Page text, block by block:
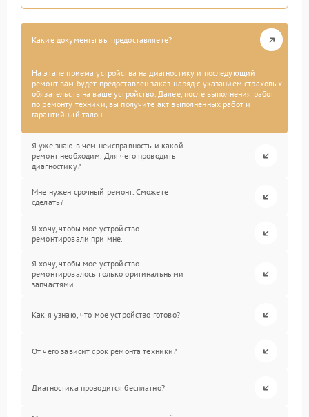
Какие документы вы предоставляете?
На этапе приема устройства на диагностику и последующий
ремонт вам будет предоставлен заказ-наряд с указанием страховых
обязательств на ваше устройство. Далее, после выполнения работ
по ремонту техники, вы получите акт выполненных работ и
гарантийный талон.
Я уже знаю в чем неисправность и какой
ремонт необходим. Для чего проводить
диагностику?
Мне нужен срочный ремонт. Сможете
сделать?
Я хочу, чтобы мое устройство
ремонтировали при мне.
Я хочу, чтобы мое устройство
ремонтировалось только оригинальными
запчастями.
Как я узнаю, что мое устройство готово?
От чего зависит срок ремонта техники?
Диагностика проводится бесплатно?